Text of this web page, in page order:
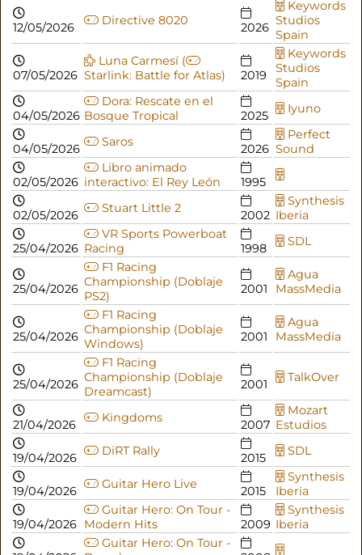
12/05/2026 Directive 8020 2026
Keywords
Studios
Spain
07/05/2026
Luna Carmesí (
Starlink: Battle for Atlas)
2019
Keywords
Studios
Spain
04/05/2026
Dora: Rescate en el
Bosque Tropical
2025 Iyuno
04/05/2026 Saros 2026
Perfect
Sound
02/05/2026
Libro animado
interactivo: El Rey León
1995
02/05/2026 Stuart Little 2 2002
Synthesis
Iberia
25/04/2026
VR Sports Powerboat
Racing
1998 SDL
25/04/2026
F1 Racing
Championship (Doblaje
PS2)
2001
Agua
MassMedia
25/04/2026
F1 Racing
Championship (Doblaje
Windows)
2001
Agua
MassMedia
25/04/2026
F1 Racing
Championship (Doblaje
Dreamcast)
2001 TalkOver
21/04/2026 Kingdoms 2007
Mozart
Estudios
19/04/2026 DiRT Rally 2015 SDL
19/04/2026 Guitar Hero Live 2015
Synthesis
Iberia
19/04/2026
Guitar Hero: On Tour -
Modern Hits
2009
Synthesis
Iberia
Guitar Hero: On Tour -